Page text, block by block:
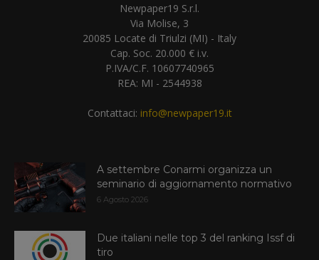
Newpaper19 S.r.l.
Via Molise, 3
20085 Locate di Triulzi (MI) - Italy
Cap. Soc. 20.000 € i.v.
P.IVA/C.F. 10607740965
REA: MI - 2544938
Contattaci: info@newpaper19.it
A settembre Conarmi organizza un
seminario di aggiornamento normativo
6 Agosto 2026
Due italiani nelle top 3 del ranking Issf di
tiro